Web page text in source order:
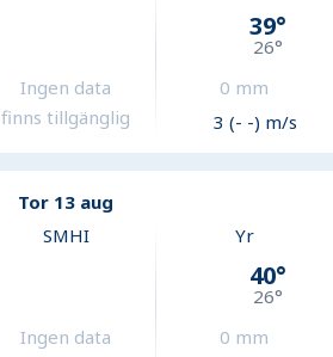
Ingen data
finns tillgänglig
39°
26°
0 mm
3 (- -) m/s
Tor 13 aug
SMHI
Ingen data
Yr
40°
26°
0 mm